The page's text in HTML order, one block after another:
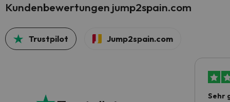
Kundenbewertungen jump2spain.com
Trustpilot Jump2spain.com
Sehr